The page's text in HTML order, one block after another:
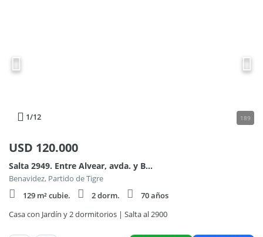
1/12 189
USD 120.000
Salta 2949. Entre Alvear, avda. y Belgrano
Benavidez, Partido de Tigre
129 m² cubie.
2 dorm.
70 años
Casa con Jardín y 2 dormitorios | Salta al 2900